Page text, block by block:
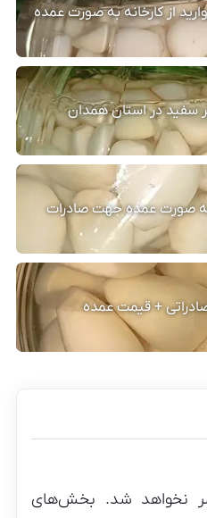
از کارخانه به صورت عمده
سفید در استان همدان
به صورت عمده جهت صادرات
+ قیمت عمده
نخواهد شد. بخش‌های